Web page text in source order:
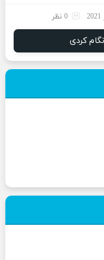
0 نظر
کردی